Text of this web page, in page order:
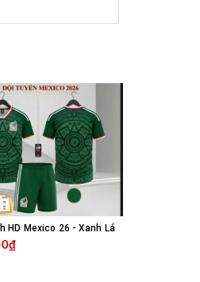
HD Mexico 26 - Xanh Lá